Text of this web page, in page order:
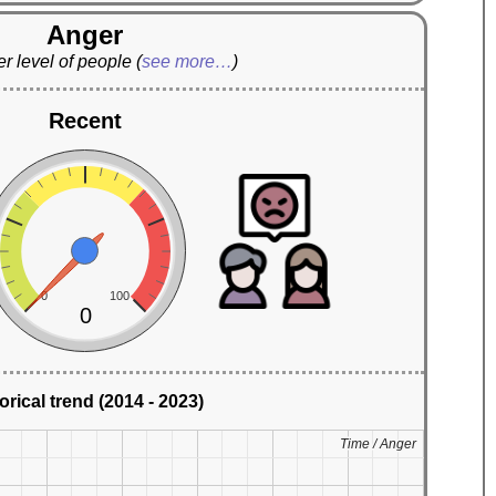
Anger
level of people(see more…)
Recent
0 100
0
trend (2014 - 2023)
Time / Anger
Time / Anger